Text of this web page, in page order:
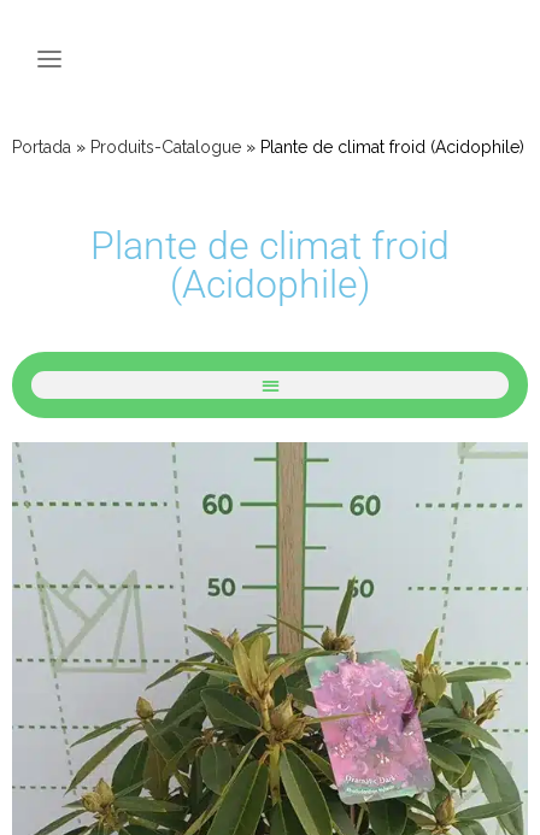
Portada » Produits-Catalogue » Plante de climat froid (Acidophile)
Plante de climat froid
(Acidophile)